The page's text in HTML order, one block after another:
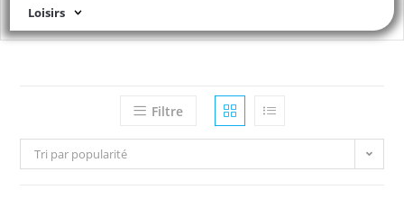
Loisirs
Filtre
Tri par popularité